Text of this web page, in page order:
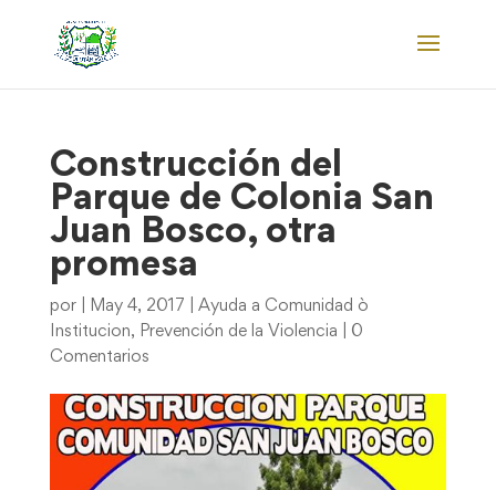
Construcción del
Parque de Colonia San
Juan Bosco, otra
promesa
por May 4, 2017
Ayuda a Comunidad ò
Institucion, Prevención de la Violencia
0
Comentarios